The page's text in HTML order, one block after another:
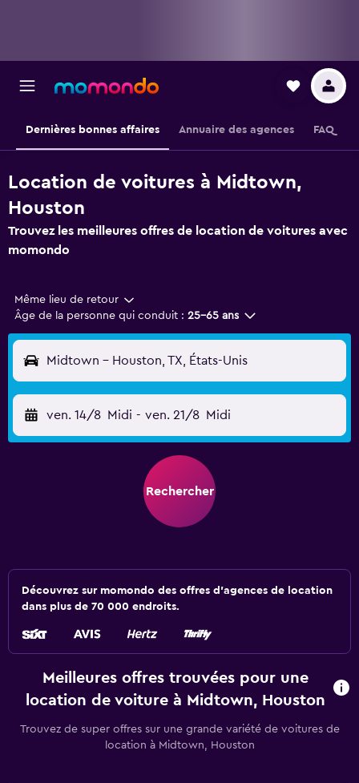
Dernières bonnes affaires Annuaire des agences FAQ
Location de voitures à Midtown,
Houston
Trouvez les meilleures offres de location de voitures avec
momondo
Même lieu de retour
Âge de la personne qui conduit : 25-65 ans
Midtown - Houston, TX, États-Unis
ven. 14/8 Midi - ven. 21/8 Midi
Rechercher
Découvrez sur momondo des offres d'agences de location
dans plus de 70 000 endroits.
Meilleures offres trouvées pour une
location de voiture à Midtown, Houston
Trouvez de super offres sur une grande variété de voitures de
location à Midtown, Houston